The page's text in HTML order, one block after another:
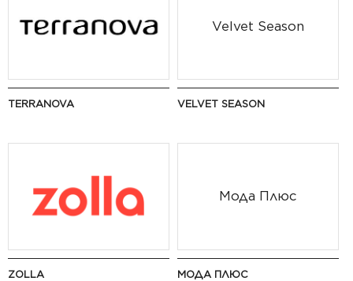
TERRANOVA
Velvet Season
VELVET SEASON
ZOLLA
Мода Плюс
МОДА ПЛЮС